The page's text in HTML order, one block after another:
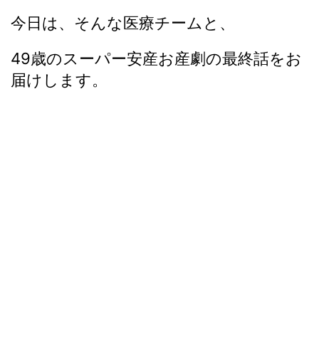
今日は、そんな医療チームと、
49歳のスーパー安産お産劇の最終話をお
届けします。